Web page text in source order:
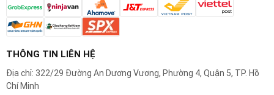
Màng Cạo SensoFoil™:Được thiết kế đặc
biệt với các lỗ có kích thước tối ưu, màng
nhất, mang lại một làn da nhẵn mịn lâu hơn.
Chất Lượng "Made in Germany":Sản
THÔNG TIN LIÊN HỆ
Địa chỉ: 322/29 Đường An Dương Vương, Phường 4, Quận 5, TP. Hồ
Chí Minh